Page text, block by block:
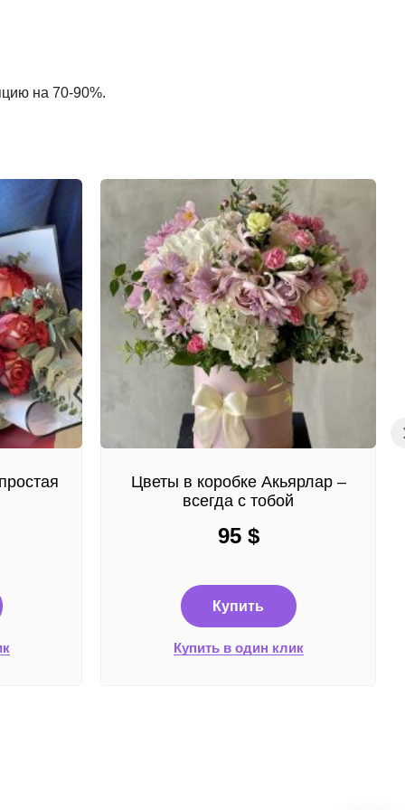
на 70-90%.
Цветы в коробке Акьярлар –
всегда с тобой
95 $
Купить
Купить в один клик